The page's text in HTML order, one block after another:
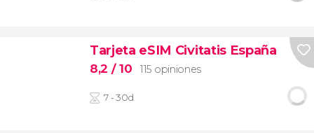
Tarjeta eSIM Civitatis España
8,2 / 10 115 opiniones
7 - 30d